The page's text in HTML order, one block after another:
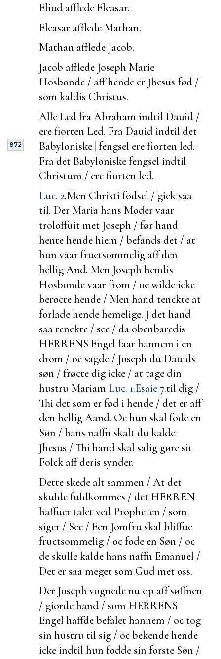
Eliud afflede Eleasar.
Eleasar afflede Mathan.
Mathan afflede Jacob.
Jacob afflede Joseph Marie
Hosbonde / aff hende er Jhesus fød /
som kaldis Christus.
Alle Led fra Abraham indtil Dauid /
ere fiorten Led. Fra Dauid indtil det
Babyloniske |
872
fengsel ere fiorten led.
Fra det Babyloniske fengsel indtil
Christum / ere fiorten led.
Luc. 2.Men Christi fødsel / gick saa
til. Der Maria hans Moder vaar
troloffuit met Joseph / før hand
hente hende hiem / befands det / at
hun vaarfructsommelig aff den
hellig And. Men Joseph hendis
Hosbonde vaar from / oc wilde icke
berøcte hende / Men hand tenckte at
forlade hende hemelige. J det hand
saa tenckte / see / da obenbaredis
HERRENS Engel faar hannem i en
drøm / oc sagde / Joseph du Dauids
søn / frøcte dig icke / at tage din
hustru Mariam Luc. 1.Esaie 7.til dig /
Thi det som er fød i hende / det er aff
den hellig Aand. Oc hun skal føde en
Søn / hans naffn skalt du kalde
Jhesus / Thi hand skal salig gøre sit
Folck aff deris synder.
Dette skede alt sammen / At det
skuldefuldkommes / det HERREN
haffuer talet ved Propheten / som
siger / See / Een Jomfru skal bliffue
fructsommelig / oc føde en Søn / oc
de skulle kalde hans naffn Emanuel /
Det er saa meget som Gud met oss.
Der Joseph vognede nu op aff søffnen
/ giorde hand / som HERRENS
Engel haffde befalet hannem / oc tog
sin hustru til sig / ocbekende hende
icke indtil hun fødde sin første Søn /